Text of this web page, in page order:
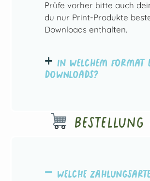
Prüfe vorher bitte auch
du nur Print-Produkte
Downloads enthalten.
In welchem Format
Downloads?
Bestellung
Welche